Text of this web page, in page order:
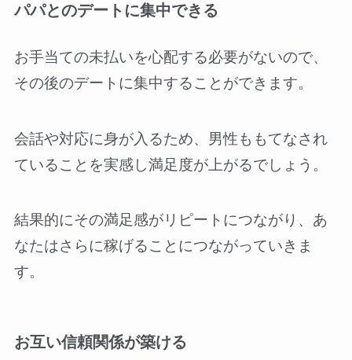
パパとのデートに集中できる
お手当ての未払いを心配する必要がないので、
その後のデートに集中することができます。
会話や対応に身が入るため、男性ももてなされ
ていることを実感し満足度が上がるでしょう。
結果的にその満足感がリピートにつながり、あ
なたはさらに稼げることにつながっていきま
す。
お互い信頼関係が築ける